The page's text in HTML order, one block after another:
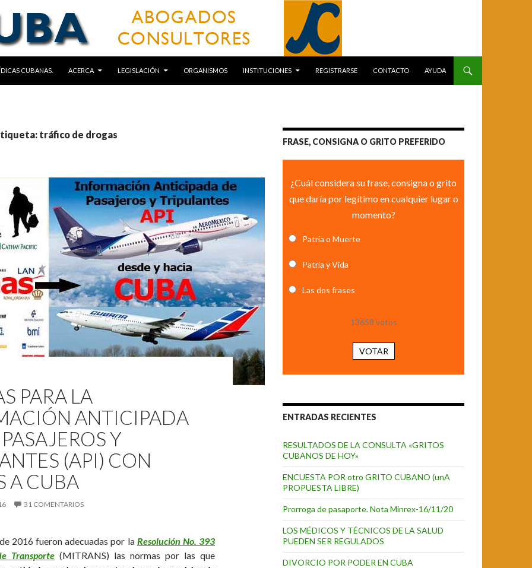
CUBANAS.
ACERCA LEGISLACIÓN ORGANISMOS INSTITUCIONES REGISTRARSE CONTACTO AYUDA
tráfico de drogas
PARA LA
ANTICIPADA
Y
(API) CON
A CUBA
31 COMENTARIOS
2016 fueron adecuadas por la Resolución No. 393
Transporte (MITRANS) las normas por las que
FRASE, CONSIGNA O GRITO PREFERIDO
¿Cuál considera su frase, consigna o grito
que daría por legítimo en cualquier lugar o
momento?
Patria o Muerte
Patria y Vida
Las dos frases
13658 votos
VOTAR
ENTRADAS RECIENTES
RESULTADOS DE LA CONSULTA «GRITOS
CUBANOS DE HOY»
ENCUESTA POR otro GRITO CUBANO (unA
PROPUESTA LIBRE)
Prorroga de pasaporte. Nota Minrex-16/11/20
LOS MÉDICOS Y TÉCNICOS DE LA SALUD
PUEDEN SER REGULADOS
DIVORCIO POR PODER EN CUBA